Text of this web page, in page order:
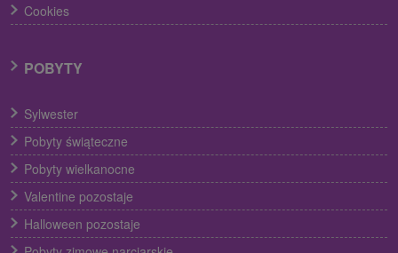
Cookies
POBYTY
Sylwester
Pobyty świąteczne
Pobyty wielkanocne
Valentine pozostaje
Halloween pozostaje